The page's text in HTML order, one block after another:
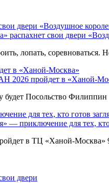
распахнет свои двери
лопать, соревноваться.
2026 пройдет в «Ханой-
будет Посольство Филиппин
— приключение для тех,
в ТЦ «Ханой-Москва»